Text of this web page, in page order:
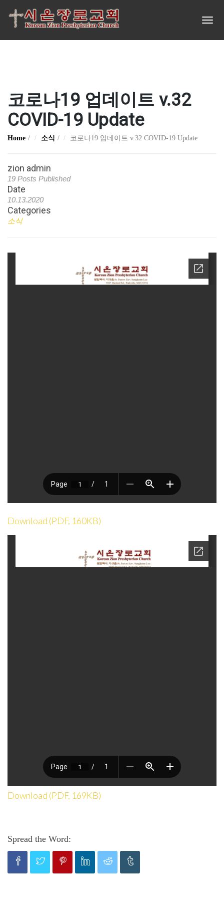
코로나19 업데이트 v.32
COVID-19 Update
Home 소식 코로나19 업데이트 v.32 COVID-19 Update
zion admin
19 Posts Published
Date
10.13.2020
Categories
소식
Download (PDF, 160KB)
Download (PDF, 169KB)
Spread the Word: